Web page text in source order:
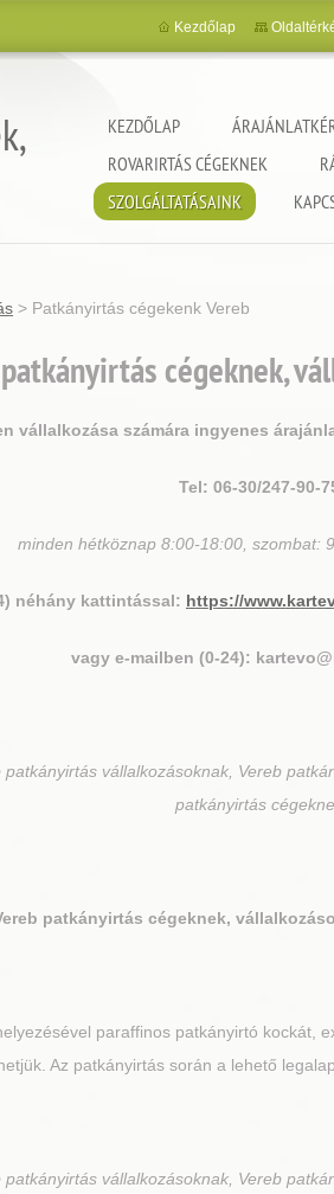
KEZDŐLAP
ROVARIRTÁS CÉGEKNEK
SZOLGÁLTATÁSAINK
Kezdőlap
> Patkányirtás cégekenk Vereb
cégeknek,
vállalkozása számára ingyenes
Tel: 06-30/247-90-
minden hétköznap 8:00-18:00, szombat:
néhány kattintással: https://
vagy e-mailben (0-24):
vállalkozásoknak, Vereb
patkányirtás
patkányirtás cégeknek,
paraffinos patkányirtó kockát,
Az patkányirtás során a lehető
vállalkozásoknak, Vereb